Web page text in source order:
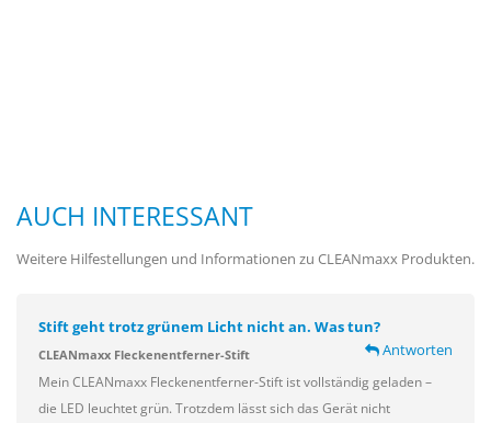
AUCH INTERESSANT
Weitere Hilfestellungen und Informationen zu CLEANmaxx Produkten.
Stift geht trotz grünem Licht nicht an. Was tun?
Antworten
CLEANmaxx Fleckenentferner-Stift
Mein CLEANmaxx Fleckenentferner-Stift ist vollständig geladen –
die LED leuchtet grün. Trotzdem lässt sich das Gerät nicht